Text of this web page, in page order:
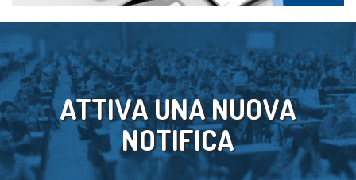
ATTIVA UNA NUOVA
NOTIFICA